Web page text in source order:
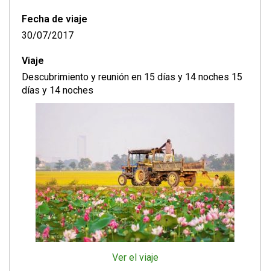
Fecha de viaje
30/07/2017
Viaje
Descubrimiento y reunión en 15 días y 14 noches 15
días y 14 noches
Ver el viaje